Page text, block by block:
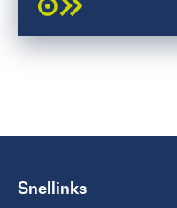
Snellinks